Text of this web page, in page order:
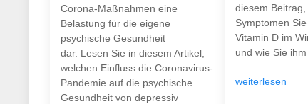
Corona-Maßnahmen eine
Belastung für die eigene
psychische Gesundheit
dar. Lesen Sie in diesem Artikel,
welchen Einfluss die Coronavirus-
Pandemie auf die psychische
Gesundheit von depressiv
diesem
Symptomen
Vitamin D im
und wie Sie
weiterlesen